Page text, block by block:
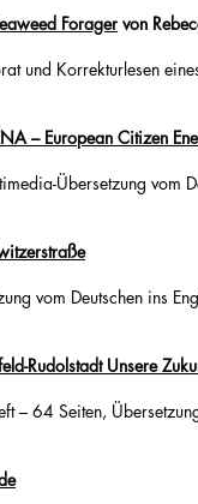
Forager von
und Korrekturlesen
– European Citizen
Übersetzung vom
vom Deutschen ins
Rudolstadt Unsere
– 64 Seiten,